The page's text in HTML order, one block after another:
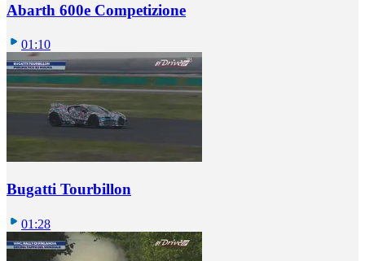
Abarth 600e Competizione
01:10
Bugatti Tourbillon
01:28